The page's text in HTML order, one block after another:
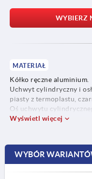
WYBIERZ
MATERIAŁ
Kółko ręczne aluminium.
Uchwyt cylindryczny i
piasty z termoplastu,
Oś uchwytu
stalowa oksydowana.
Wyświetl więcej
WYBÓR